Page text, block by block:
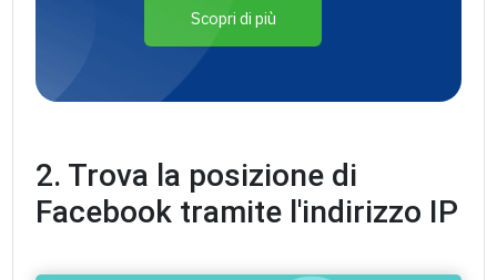
Scopri di più
2. Trova la posizione di
Facebook tramite l'indirizzo IP